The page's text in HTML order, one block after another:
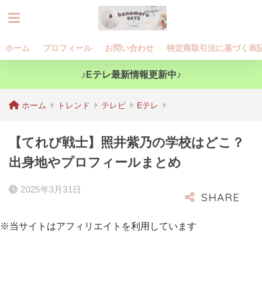
ホーム プロフィール お問い合わせ 特定商取引法に基づく表
♪Eテレ最新情報更新中♪
ホーム トレンド テレビ Eテレ
【てれび戦士】照井紫乃の学校はどこ？
出身地やプロフィールまとめ
2025年3月31日
※当サイトはアフィリエイトを利用しています